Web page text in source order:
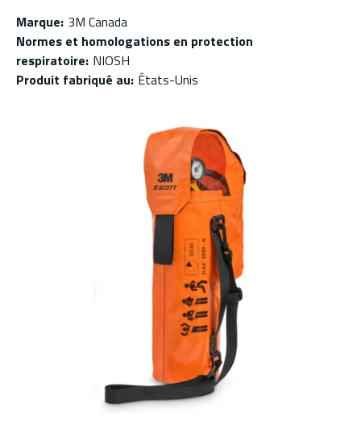
Marque: 3M Canada
Normes et homologations en protection
respiratoire: NIOSH
Produit fabriqué au: États-Unis